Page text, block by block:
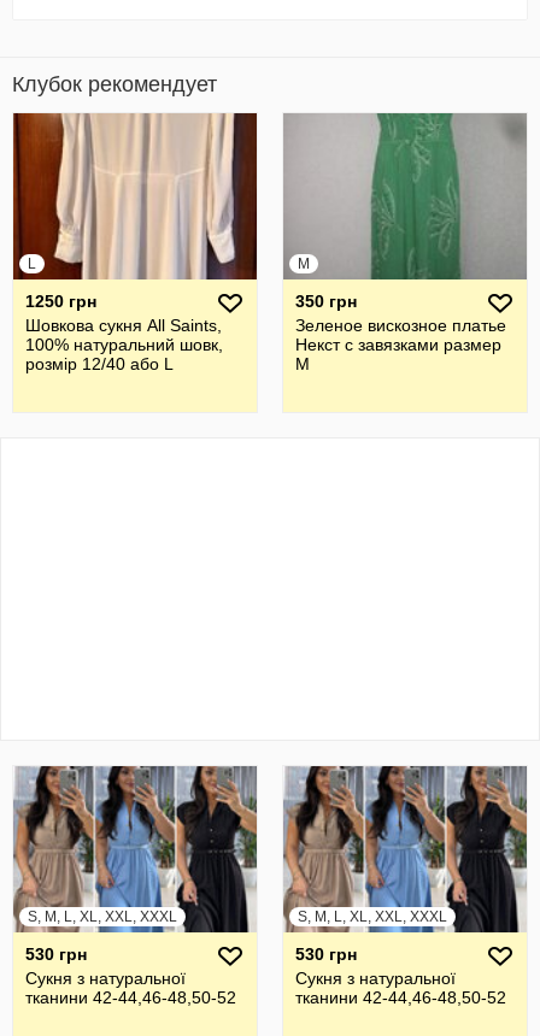
Клубок рекомендует
L
1250 грн
Шовкова cукня All Saints,
100% натуральний шовк,
розмір 12/40 або L
M
350 грн
Зеленое вискозное платье
Некст с завязками размер
М
S, M, L, XL, XXL, XXXL
530 грн
Сукня з натуральної
тканини 42-44,46-48,50-52
S, M, L, XL, XXL, XXXL
530 грн
Сукня з натуральної
тканини 42-44,46-48,50-52